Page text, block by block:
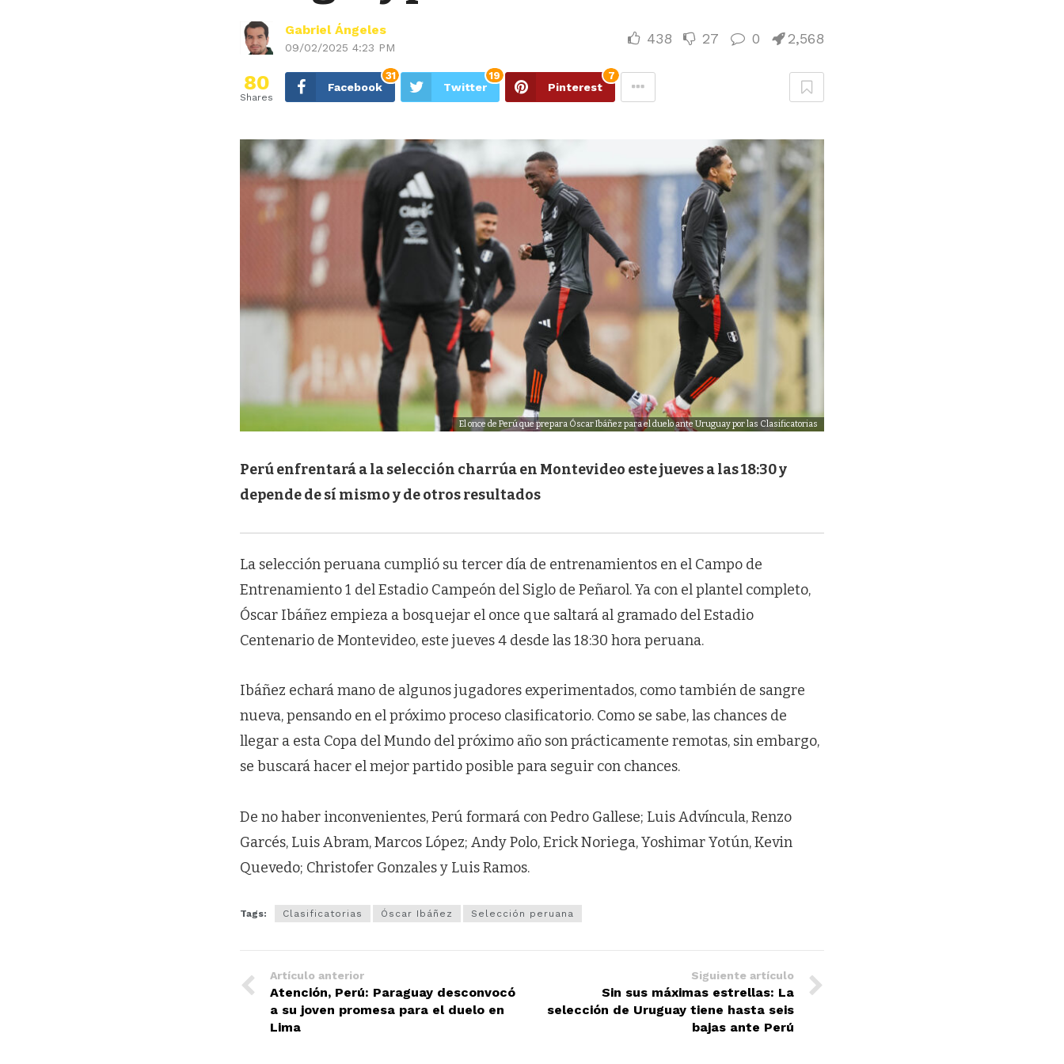
Gabriel Ángeles
09/02/2025 4:23 PM
438 27 0 2,568
80
Shares
Facebook
31
Twitter
19
Pinterest
7
El once de Perú que prepara Óscar Ibáñez para el duelo ante Uruguay por las Clasificatorias
Perú enfrentará a la selección charrúa en Montevideo este jueves a las 18:30 y
depende de sí mismo y de otros resultados
La selección peruana cumplió su tercer día de entrenamientos en el Campo de
Entrenamiento 1 del Estadio Campeón del Siglo de Peñarol. Ya con el plantel completo,
Óscar Ibáñez empieza a bosquejar el once que saltará al gramado del Estadio
Centenario de Montevideo, este jueves 4 desde las 18:30 hora peruana.
Ibáñez echará mano de algunos jugadores experimentados, como también de sangre
nueva, pensando en el próximo proceso clasificatorio. Como se sabe, las chances de
llegar a esta Copa del Mundo del próximo año son prácticamente remotas, sin embargo,
se buscará hacer el mejor partido posible para seguir con chances.
De no haber inconvenientes, Perú formará con Pedro Gallese; Luis Advíncula, Renzo
Garcés, Luis Abram, Marcos López; Andy Polo, Erick Noriega, Yoshimar Yotún, Kevin
Quevedo; Christofer Gonzales y Luis Ramos.
Tags: Clasificatorias Óscar Ibáñez Selección peruana
Artículo anterior
Atención, Perú: Paraguay desconvocó
a su joven promesa para el duelo en
Lima
Siguiente artículo
Sin sus máximas estrellas: La
selección de Uruguay tiene hasta seis
bajas ante Perú